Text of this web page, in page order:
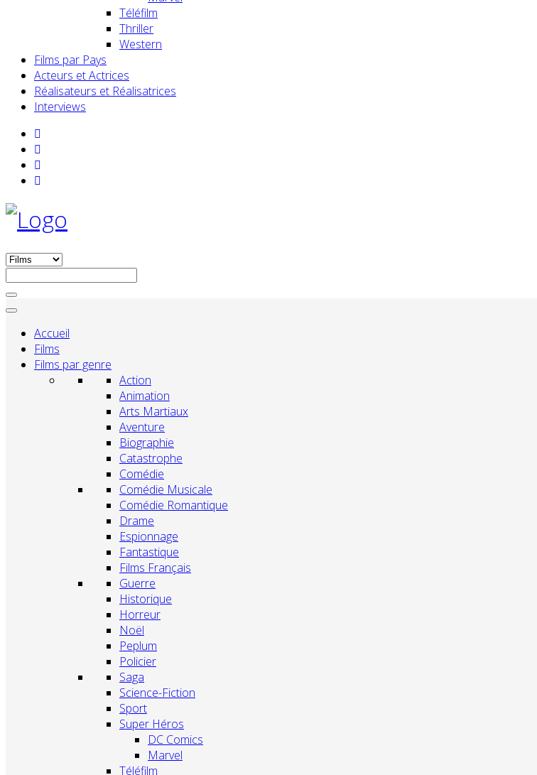
Téléfilm
Thriller
Western
Films par Pays
Acteurs et Actrices
Réalisateurs et Réalisatrices
Interviews
Accueil
Films
Films par genre
Action
Animation
Arts Martiaux
Aventure
Biographie
Catastrophe
Comédie
Comédie Musicale
Comédie Romantique
Drame
Espionnage
Fantastique
Films Français
Guerre
Historique
Horreur
Noël
Peplum
Policier
Saga
Science-Fiction
Sport
Super Héros
DC Comics
Marvel
Téléfilm